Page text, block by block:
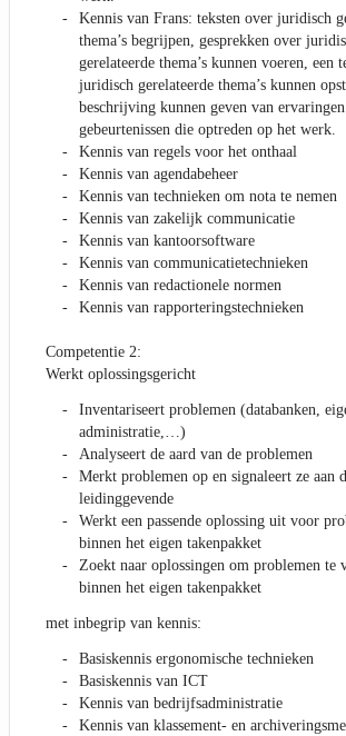
Kennis van Frans: teksten over juridisch
thema’s begrijpen, gesprekken over
gerelateerde thema’s kunnen voeren, een
juridisch gerelateerde thema’s kunnen
beschrijving kunnen geven van
gebeurtenissen die optreden op het werk.
Kennis van regels voor het onthaal
Kennis van agendabeheer
Kennis van technieken om nota te nemen
Kennis van zakelijk communicatie
Kennis van kantoorsoftware
Kennis van communicatietechnieken
Kennis van redactionele normen
Kennis van rapporteringstechnieken
Competentie 2:
Werkt oplossingsgericht
Inventariseert problemen (databanken,
administratie,…)
Analyseert de aard van de problemen
Merkt problemen op en signaleert ze aan
leidinggevende
Werkt een passende oplossing uit voor
binnen het eigen takenpakket
Zoekt naar oplossingen om problemen te
binnen het eigen takenpakket
met inbegrip van kennis:
Basiskennis ergonomische technieken
Basiskennis van ICT
Kennis van bedrijfsadministratie
Kennis van klassement- en